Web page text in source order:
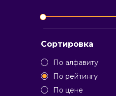
Сортировка
По алфавиту
По рейтингу
По цене